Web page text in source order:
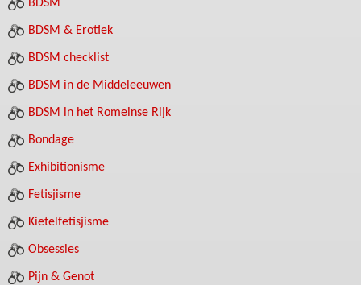
BDSM
BDSM & Erotiek
BDSM checklist
BDSM in de Middeleeuwen
BDSM in het Romeinse Rijk
Bondage
Exhibitionisme
Fetisjisme
Kietelfetisjisme
Obsessies
Pijn & Genot